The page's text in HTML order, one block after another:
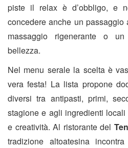
piste il relax è d’obbligo, e
concedere anche un
massaggio rigenerante o
bellezza.
Nel menu serale la scelta è
vera festa! La lista propone
diversi tra antipasti, primi,
stagione e agli ingredienti
e creatività. Al ristorante del
tradizione altoatesina